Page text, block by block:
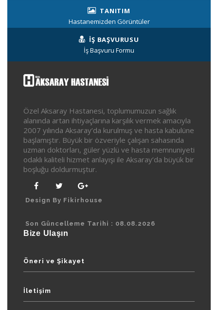
TANITIM
Hastanemizden Görüntüler
İŞ BAŞVURUSU
İş Başvuru Formu
Özel Aksaray Hastanesi, toplumumuzun sağlık
alanında artan ihtiyaçlarına karşılık vermek amacıyla
2007 yılında Aksaray’da kurulmuş ve hasta kabulüne
başlamıştır. Büyük bir özveriyle çalışan sahasında
uzman doktorları, güler yüzlü ve hasta memnuniyeti
odaklı kaliteli hizmet anlayışı ile Aksaray’da büyük bir
boşluğu doldurmuştur.
Design By Fikirhouse
Son Güncelleme Tarihi : 08.08.2026
Bize Ulaşın
Öneri ve Şikayet
İletişim